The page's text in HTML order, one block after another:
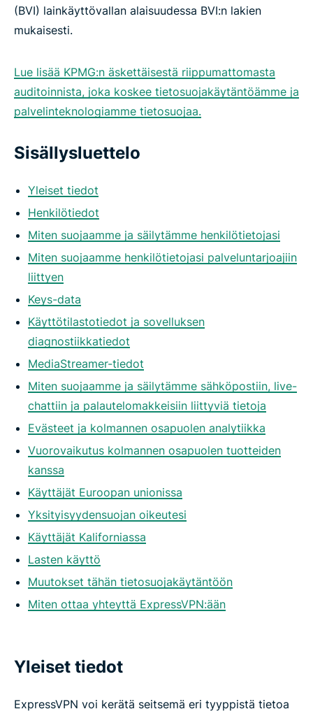
(BVI) lainkäyttövallan alaisuudessa BVI:n lakien
mukaisesti.
Lue lisää KPMG:n äskettäisestä riippumattomasta
auditoinnista, joka koskee tietosuojakäytäntöämme ja
palvelinteknologiamme tietosuojaa.
Sisällysluettelo
Yleiset tiedot
Henkilötiedot
Miten suojaamme ja säilytämme henkilötietojasi
Miten suojaamme henkilötietojasi palveluntarjoajiin
liittyen
Keys-data
Käyttötilastotiedot ja sovelluksen
diagnostiikkatiedot
MediaStreamer-tiedot
Miten suojaamme ja säilytämme sähköpostiin, live-
chattiin ja palautelomakkeisiin liittyviä tietoja
Evästeet ja kolmannen osapuolen analytiikka
Vuorovaikutus kolmannen osapuolen tuotteiden
kanssa
Käyttäjät Euroopan unionissa
Yksityisyydensuojan oikeutesi
Käyttäjät Kaliforniassa
Lasten käyttö
Muutokset tähän tietosuojakäytäntöön
Miten ottaa yhteyttä ExpressVPN:ään
Yleiset tiedot
ExpressVPN voi kerätä seitsemä eri tyyppistä tietoa